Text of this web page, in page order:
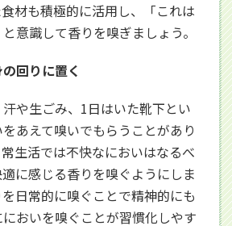
材も積極的に活用し、「これは
意識して香りを嗅ぎましょう。
回りに置く
や生ごみ、1日はいた靴下とい
あえて嗅いでもらうことがあり
生活では不快なにおいはなるべ
に感じる香りを嗅ぐようにしま
日常的に嗅ぐことで精神的にも
おいを嗅ぐことが習慣化しやす